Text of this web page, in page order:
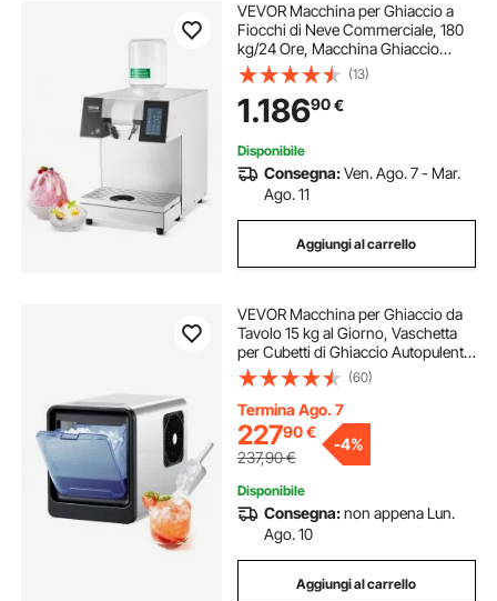
VEVOR Macchina per Ghiaccio a
Fiocchi di Neve Commerciale, 180
kg/24 Ore, Macchina Ghiaccio
Tritato in Acciaio Inox, Sistema di
Raffreddamento a Liquido per
Dissipazione Calore, per Panetteria,
Bar
(13)
1.18690€
Disponibile
Consegna:Ven. Ago. 7 - Mar.
Ago. 11
Aggiungi al carrello
VEVOR Macchina per Ghiaccio da
Tavolo 15 kg al Giorno, Vaschetta
per Cubetti di Ghiaccio Autopulente
con Paletta, Macchina per Cubetti di
Ghiacci per Casa, Cucina, Ufficio,
Bar, Feste, Bevande
(60)
Termina Ago. 7
22790€
237,90€
-4%
Disponibile
Consegna:non appena Lun.
Ago. 10
Aggiungi al carrello